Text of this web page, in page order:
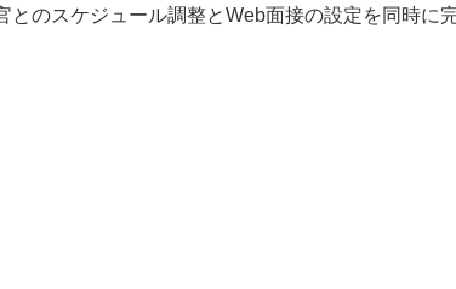
のスケジュール調整とWeb面接の設定を同時に